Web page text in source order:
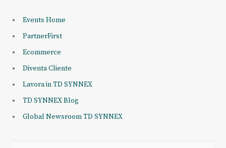
Events Home
PartnerFirst
Ecommerce
Diventa Cliente
Lavora in TD SYNNEX
TD SYNNEX Blog
Global Newsroom TD SYNNEX